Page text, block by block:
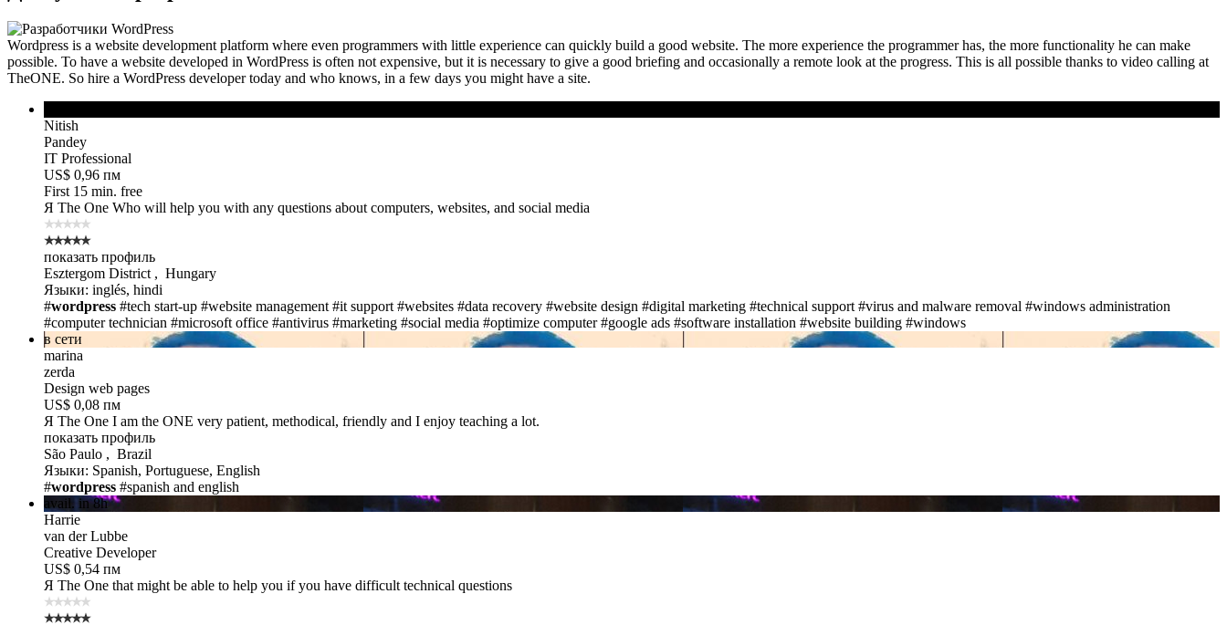
Wordpress is a website development platform where even programmers with little experience can quickly build a good website. The more experience the programmer has, the more functionality he can make
possible. To have a website developed in WordPress is often not expensive, but it is necessary to give a good briefing and occasionally a remote look at the progress. This is all possible thanks to video calling at
TheONE. So hire a WordPress developer today and who knows, in a few days you might have a site.
Nitish
Pandey
IT Professional
US$ 0,96 пм
First 15 min. free
Я The One Who will help you with any questions about computers, websites, and social media
показать профиль
Esztergom District , Hungary
Языки: inglés, hindi
#wordpress #tech start-up #website management #it support #websites #data recovery #website design #digital marketing #technical support #virus and malware removal #windows administration
#computer technician #microsoft office #antivirus #marketing #social media #optimize computer #google ads #software installation #website building #windows
в сети
marina
zerda
Design web pages
US$ 0,08 пм
Я The One I am the ONE very patient, methodical, friendly and I enjoy teaching a lot.
показать профиль
São Paulo , Brazil
Языки: Spanish, Portuguese, English
#wordpress #spanish and english
avail. in 8h
Harrie
van der Lubbe
Creative Developer
US$ 0,54 пм
Я The One that might be able to help you if you have difficult technical questions